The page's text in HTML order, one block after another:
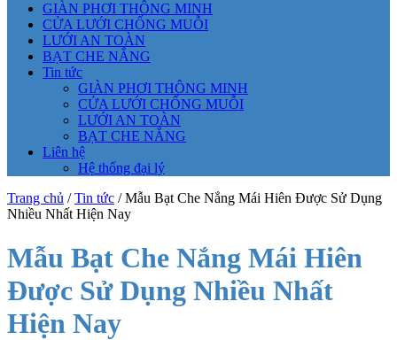
GIÀN PHƠI THÔNG MINH
CỬA LƯỚI CHỐNG MUỖI
LƯỚI AN TOÀN
BẠT CHE NẮNG
Tin tức
GIÀN PHƠI THÔNG MINH
CỬA LƯỚI CHỐNG MUỖI
LƯỚI AN TOÀN
BẠT CHE NẮNG
Liên hệ
Hệ thống đại lý
Trang chủ /Tin tức /Mẫu Bạt Che Nắng Mái Hiên Được Sử Dụng
Nhiều Nhất Hiện Nay
Mẫu Bạt Che Nắng Mái Hiên
Được Sử Dụng Nhiều Nhất
Hiện Nay